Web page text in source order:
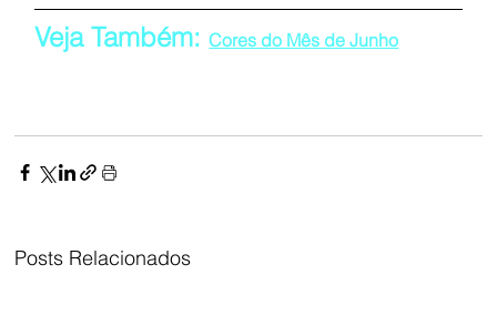
Veja Também: Cores do Mês de Junho
Posts Relacionados